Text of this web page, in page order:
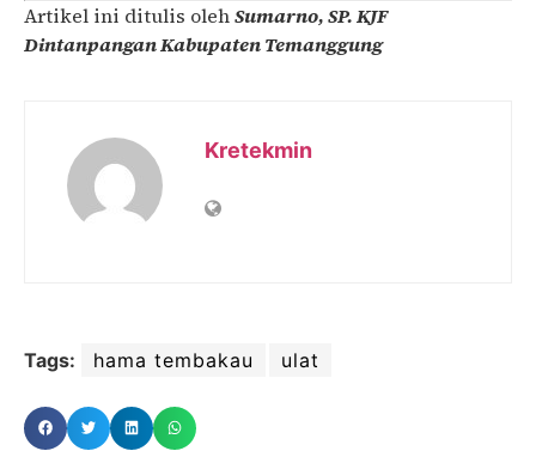
Artikel ini ditulis olehSumarno, SP. KJF
Dintanpangan Kabupaten Temanggung
Kretekmin
Tags: hama tembakau ulat